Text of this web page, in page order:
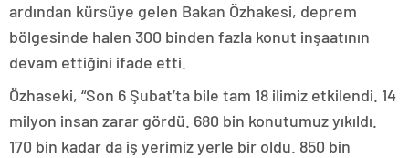
ardından kürsüye gelen Bakan Özhakesi, deprem
bölgesinde halen 300 binden fazla konut inşaatının
devam ettiğini ifade etti.
Özhaseki, “Son 6 Şubat’ta bile tam 18 ilimiz etkilendi. 14
milyon insan zarar gördü. 680 bin konutumuz yıkıldı.
170 bin kadar da iş yerimiz yerle bir oldu. 850 bin